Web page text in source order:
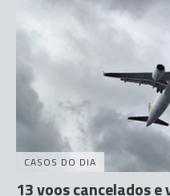
CASOS DO DIA
13 voos cancelados